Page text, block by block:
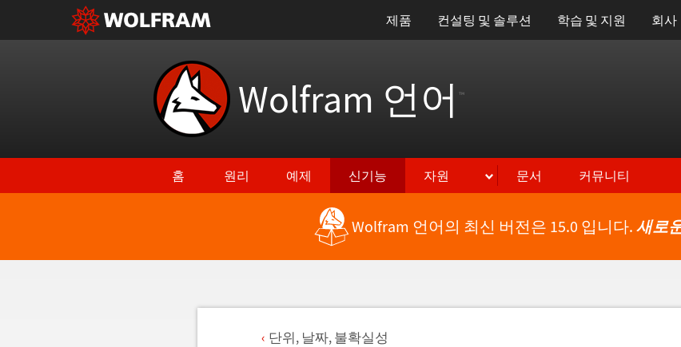
제품 컨설팅 및 솔루션 학습 및 지원 회사
Wolfram 언어 ™
홈 원리 예제 신기능 자원 문서 커뮤니티
Wolfram 언어의 최신 버전은 15.0 입니다. 새로
단위, 날짜, 불확실성